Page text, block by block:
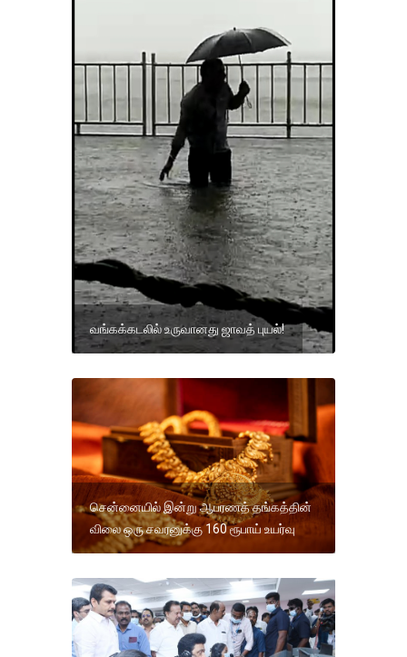
வங்கக்கடலில் உருவானது ஜாவத் புயல்!
சென்னையில் இன்று ஆபரணத் தங்கத்தின்
விலை ஒரு சவரனுக்கு 160 ரூபாய் உயர்வு